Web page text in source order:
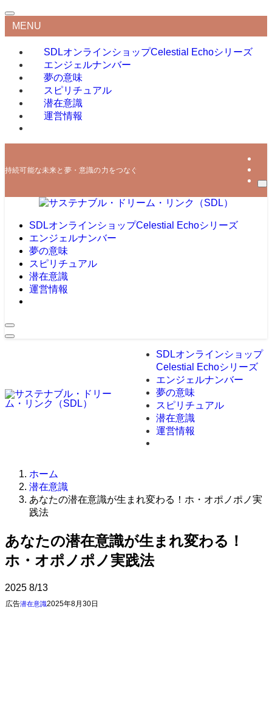
MENU
SDLオンラインショップCelestial Echoシリーズ
エンジェルナンバー
夢の意味
スピリチュアル
潜在意識
運営情報
持続可能な未来と夢・意識の力をつなぐ
SDLオンラインショップCelestial Echoシリーズ
エンジェルナンバー
夢の意味
スピリチュアル
潜在意識
運営情報
SDLオンラインショップ
Celestial Echoシリーズ
エンジェルナンバー
夢の意味
スピリチュアル
潜在意識
運営情報
ホーム
潜在意識
あなたの潜在意識が生まれ変わる！ホ・オポノポノ実
践法
あなたの潜在意識が生まれ変わる！
ホ・オポノポノ実践法
2025 8/13
広告潜在意識2025年8月30日